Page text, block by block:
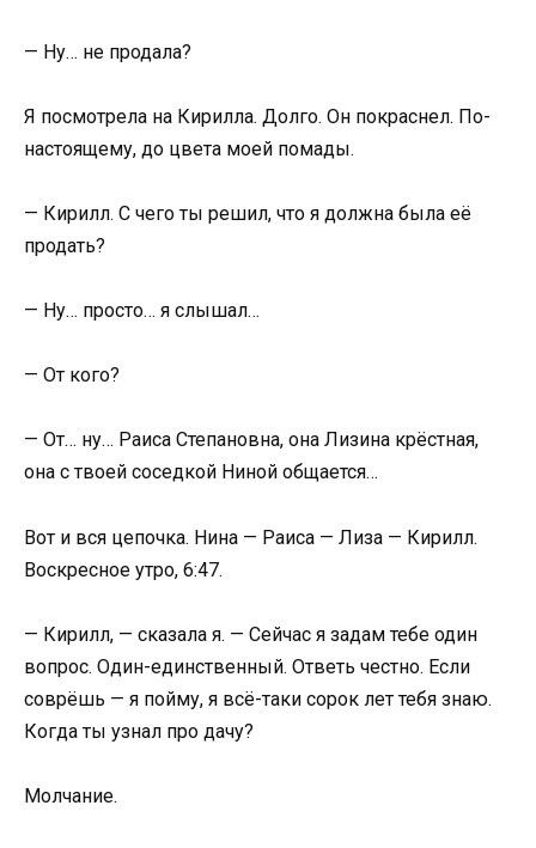
— Ну… не продала?
Я посмотрела на Кирилла. Долго. Он покраснел. По-
настоящему, до цвета моей помады.
— Кирилл. С чего ты решил, что я должна была её
продать?
— Ну… просто… я слышал…
— От кого?
— От… ну… Раиса Степановна, она Лизина крёстная,
она с твоей соседкой Ниной общается…
Вот и вся цепочка. Нина — Раиса — Лиза — Кирилл.
Воскресное утро, 6:47.
— Кирилл, — сказала я. — Сейчас я задам тебе один
вопрос. Один-единственный. Ответь честно. Если
соврёшь — я пойму, я всё-таки сорок лет тебя знаю.
Когда ты узнал про дачу?
Молчание.